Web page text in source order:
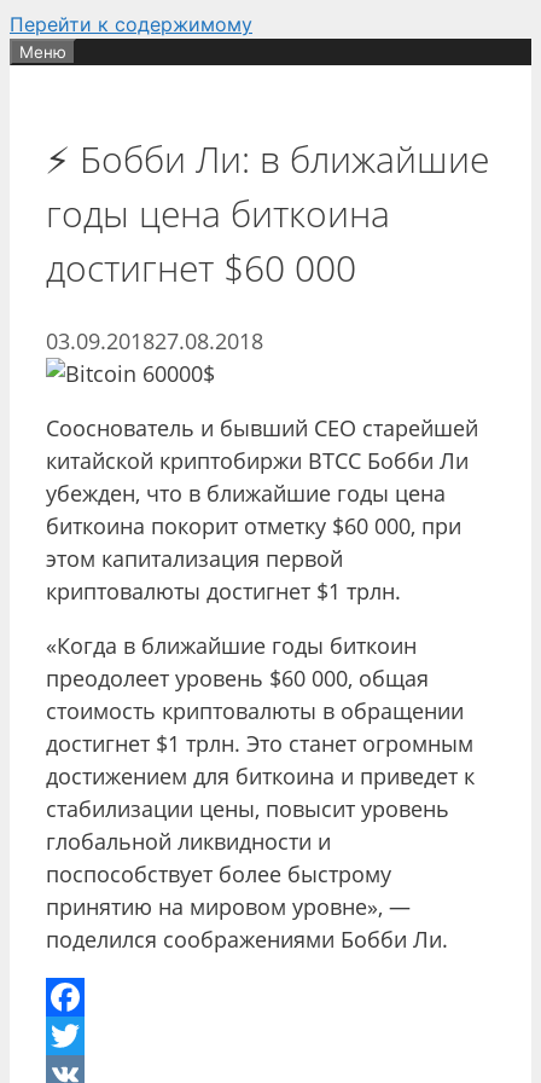
Перейти к содержимому
Меню
⚡️ Бобби Ли: в ближайшие
годы цена биткоина
достигнет $60 000
03.09.201827.08.2018
Сооснователь и бывший CEO старейшей
китайской криптобиржи BTCC Бобби Ли
убежден, что в ближайшие годы цена
биткоина покорит отметку $60 000, при
этом капитализация первой
криптовалюты достигнет $1 трлн.
«Когда в ближайшие годы биткоин
преодолеет уровень $60 000, общая
стоимость криптовалюты в обращении
достигнет $1 трлн. Это станет огромным
достижением для биткоина и приведет к
стабилизации цены, повысит уровень
глобальной ликвидности и
поспособствует более быстрому
принятию на мировом уровне», —
поделился соображениями Бобби Ли.
Facebook
Twitter